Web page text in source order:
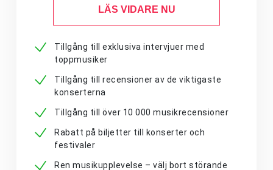
LÄS VIDARE NU
Tillgång till exklusiva intervjuer med
toppmusiker
Tillgång till recensioner av de viktigaste
konserterna
Tillgång till över 10 000 musikrecensioner
Rabatt på biljetter till konserter och
festivaler
Ren musikupplevelse – välj bort störande